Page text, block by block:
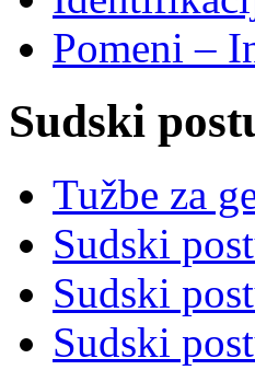
Pomeni –
Sudski
Tužbe za
Sudski
Sudski
Sudski